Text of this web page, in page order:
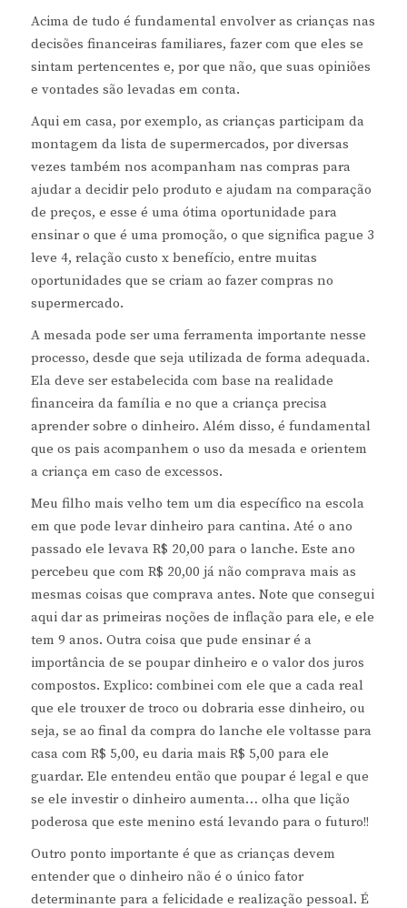
Acima de tudo é fundamental envolver as crianças nas
decisões financeiras familiares, fazer com que eles se
sintam pertencentes e, por que não, que suas opiniões
e vontades são levadas em conta.
Aqui em casa, por exemplo, as crianças participam da
montagem da lista de supermercados, por diversas
vezes também nos acompanham nas compras para
ajudar a decidir pelo produto e ajudam na comparação
de preços, e esse é uma ótima oportunidade para
ensinar o que é uma promoção, o que significa pague 3
leve 4, relação custo x benefício, entre muitas
oportunidades que se criam ao fazer compras no
supermercado.
A mesada pode ser uma ferramenta importante nesse
processo, desde que seja utilizada de forma adequada.
Ela deve ser estabelecida com base na realidade
financeira da família e no que a criança precisa
aprender sobre o dinheiro. Além disso, é fundamental
que os pais acompanhem o uso da mesada e orientem
a criança em caso de excessos.
Meu filho mais velho tem um dia específico na escola
em que pode levar dinheiro para cantina. Até o ano
passado ele levava R$ 20,00 para o lanche. Este ano
percebeu que com R$ 20,00 já não comprava mais as
mesmas coisas que comprava antes. Note que consegui
aqui dar as primeiras noções de inflação para ele, e ele
tem 9 anos. Outra coisa que pude ensinar é a
importância de se poupar dinheiro e o valor dos juros
compostos. Explico: combinei com ele que a cada real
que ele trouxer de troco ou dobraria esse dinheiro, ou
seja, se ao final da compra do lanche ele voltasse para
casa com R$ 5,00, eu daria mais R$ 5,00 para ele
guardar. Ele entendeu então que poupar é legal e que
se ele investir o dinheiro aumenta… olha que lição
poderosa que este menino está levando para o futuro!!
Outro ponto importante é que as crianças devem
entender que o dinheiro não é o único fator
determinante para a felicidade e realização pessoal. É